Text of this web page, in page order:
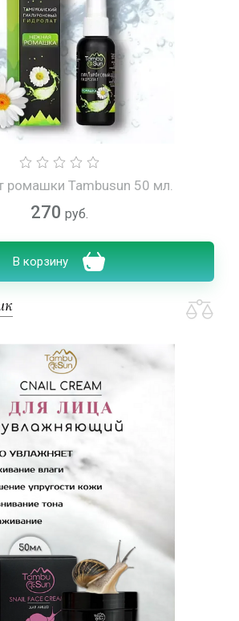
ромашки Tambusun 50 мл.
270 руб.
В корзину